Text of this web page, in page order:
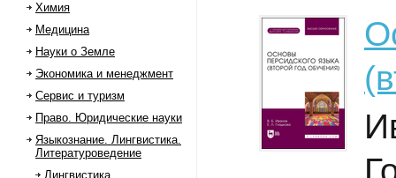
Химия
Медицина
Науки о Земле
Экономика и менеджмент
Сервис и туризм
Право. Юридические науки
Языкознание. Лингвистика.
Литературоведение
Лингвистика